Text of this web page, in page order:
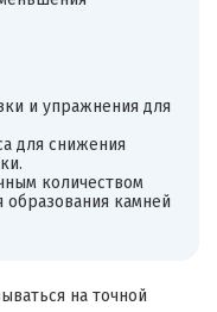
и упражнения для
для снижения
количеством
камней
на точной